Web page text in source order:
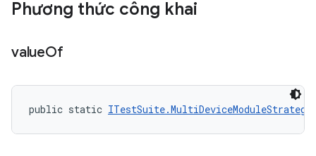
Phương thức công khai
valueOf
public static ITestSuite.MultiDeviceModuleStrategy